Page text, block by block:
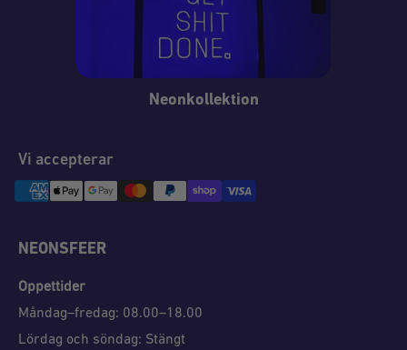
Neonkollektion
NEONSFEER
Öppettider
Måndag–fredag: 08.00–18.00
Lördag och söndag: Stängt
Vi accepterar